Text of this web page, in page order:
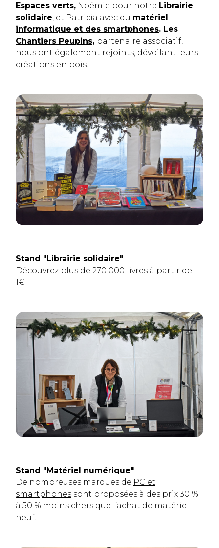
Espaces verts, Noémie pour notre Librairie
solidaire , et Patricia avec du matériel
informatique et des smartphones. Les
Chantiers Peupins, partenaire associatif,
nous ont également rejoints, dévoilant leurs
créations en bois.
Stand "Librairie solidaire"
Découvrez plus de 270 000 livres à partir de
1€.
Stand "Matériel numérique"
De nombreuses marques de PC et
smartphones sont proposées à des prix 30 %
à 50 % moins chers que l’achat de matériel
neuf.